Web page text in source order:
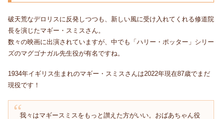
破天荒なデロリスに反発しつつも、新しい風に受け入れてくれる修道院
長を演じたマギー・スミスさん。
数々の映画に出演されていますが、中でも「ハリー・ポッター」シリー
ズのマグゴナガル先生役が有名ですね。
1934年イギリス生まれのマギー・スミスさんは2022年現在87歳でまだ
現役です！
我々はマギースミスをもっと讃えた方がいい。おばあちゃん役